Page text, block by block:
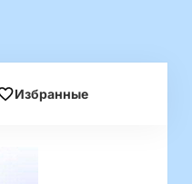
Избранные